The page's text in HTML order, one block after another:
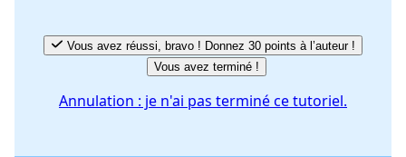
Vous avez réussi, bravo ! Donnez 30 points à l’auteur !
Vous avez terminé !
Annulation : je n'ai pas terminé ce tutoriel.